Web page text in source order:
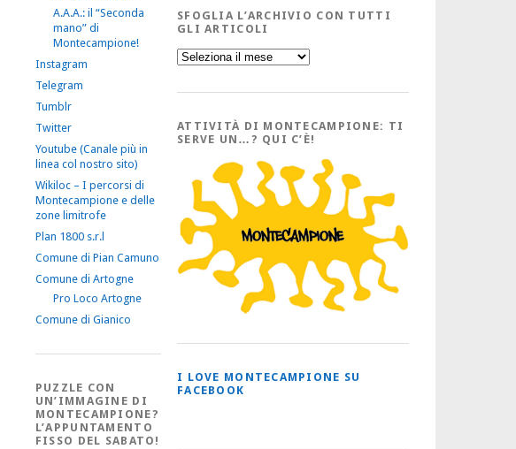
A.A.A.: il “Seconda
mano” di
Montecampione!
Instagram
Telegram
Tumblr
Twitter
Youtube (Canale più in
linea col nostro sito)
Wikiloc – I percorsi di
Montecampione e delle
zone limitrofe
Plan 1800 s.r.l
Comune di Pian Camuno
Comune di Artogne
Pro Loco Artogne
Comune di Gianico
PUZZLE CON
UN’IMMAGINE DI
MONTECAMPIONE?
L’APPUNTAMENTO
FISSO DEL SABATO!
SFOGLIA L’ARCHIVIO CON TUTTI
GLI ARTICOLI
Sfoglia
l’Archivio
tutti
Articoli
ATTIVITÀ DI MONTECAMPIONE: TI
SERVE UN…? QUI C’È!
I LOVE MONTECAMPIONE SU
FACEBOOK